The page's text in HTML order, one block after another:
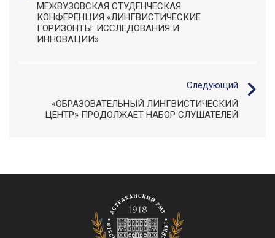
МЕЖВУЗОВСКАЯ СТУДЕНЧЕСКАЯ
КОНФЕРЕНЦИЯ «ЛИНГВИСТИЧЕСКИЕ
ГОРИЗОНТЫ: ИССЛЕДОВАНИЯ И
ИННОВАЦИИ»
Следующий
«ОБРАЗОВАТЕЛЬНЫЙ ЛИНГВИСТИЧЕСКИЙ
ЦЕНТР» ПРОДОЛЖАЕТ НАБОР СЛУШАТЕЛЕЙ